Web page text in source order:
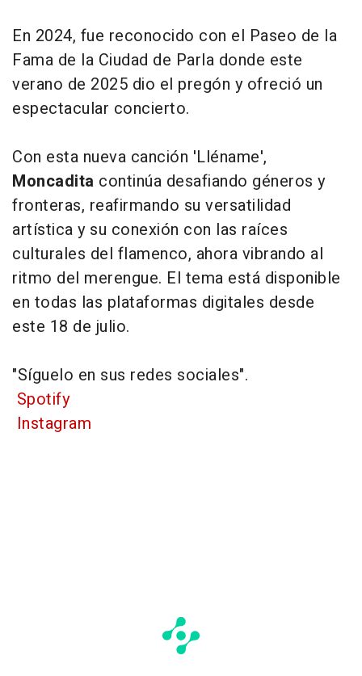
En 2024, fue reconocido con el Paseo de la
Fama de la Ciudad de Parla donde este
verano de 2025 dio el pregón y ofreció un
espectacular concierto.
Con esta nueva canción 'Lléname',
Moncadita continúa desafiando géneros y
fronteras, reafirmando su versatilidad
artística y su conexión con las raíces
culturales del flamenco, ahora vibrando al
ritmo del merengue. El tema está disponible
en todas las plataformas digitales desde
este 18 de julio.
"Síguelo en sus redes sociales".
Spotify
Instagram